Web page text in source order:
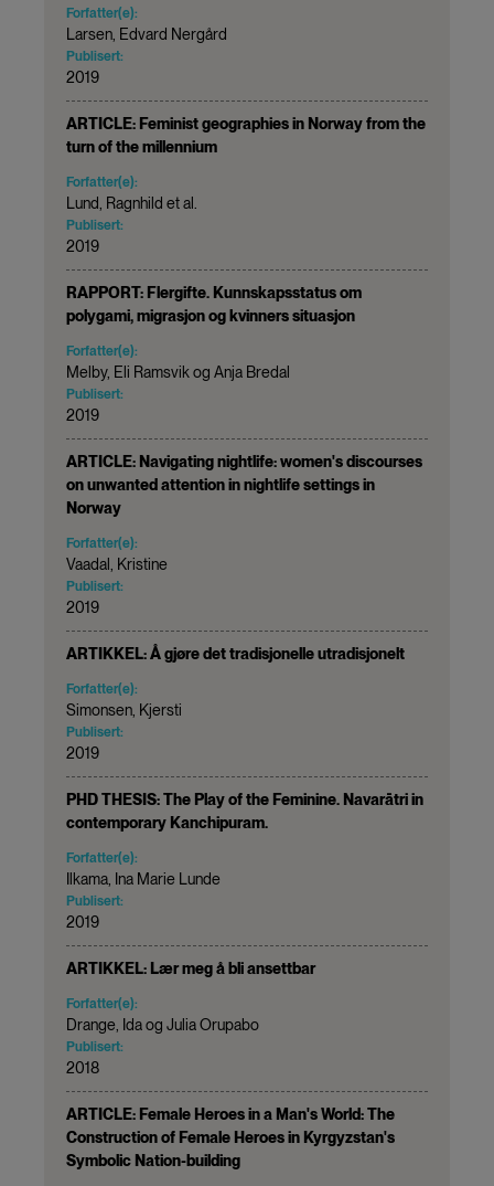
Forfatter(e):
Larsen, Edvard Nergård
Publisert:
2019
ARTICLE: Feminist geographies in Norway from the
turn of the millennium
Forfatter(e):
Lund, Ragnhild et al.
Publisert:
2019
RAPPORT: Flergifte. Kunnskapsstatus om
polygami, migrasjon og kvinners situasjon
Forfatter(e):
Melby, Eli Ramsvik og Anja Bredal
Publisert:
2019
ARTICLE: Navigating nightlife: women's discourses
on unwanted attention in nightlife settings in
Norway
Forfatter(e):
Vaadal, Kristine
Publisert:
2019
ARTIKKEL: Å gjøre det tradisjonelle utradisjonelt
Forfatter(e):
Simonsen, Kjersti
Publisert:
2019
PHD THESIS: The Play of the Feminine. Navarātri in
contemporary Kanchipuram.
Forfatter(e):
Ilkama, Ina Marie Lunde
Publisert:
2019
ARTIKKEL: Lær meg å bli ansettbar
Forfatter(e):
Drange, Ida og Julia Orupabo
Publisert:
2018
ARTICLE: Female Heroes in a Man's World: The
Construction of Female Heroes in Kyrgyzstan's
Symbolic Nation-building